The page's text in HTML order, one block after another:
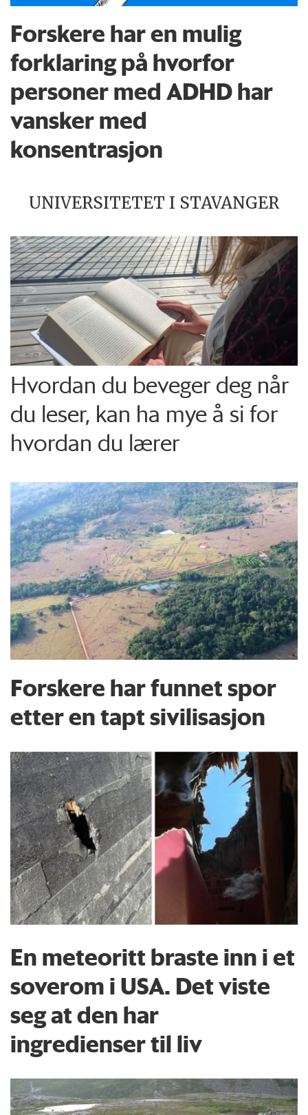
Forskere har en mulig
forklaring på hvorfor
personer med ADHD har
vansker med
konsentrasjon
UNIVERSITETET I STAVANGER
Hvordan du beveger deg når
du leser, kan ha mye å si for
hvordan du lærer
Forskere har funnet spor
etter en tapt sivilisasjon
En meteoritt braste inn i et
soverom i USA. Det viste
seg at den har
ingredienser til liv